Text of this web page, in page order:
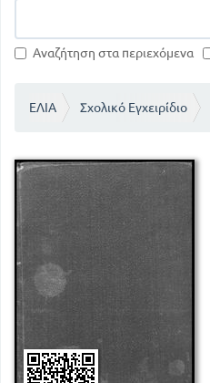
Αναζήτηση στα περιεχόμενα
ΕΛΙΑ Σχολικό Εγχειρίδιο